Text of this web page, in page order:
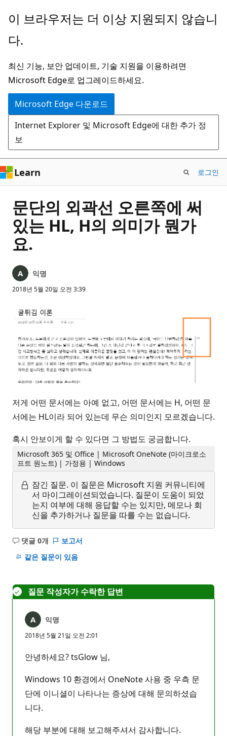
주
콘
츠
로
건
너
뛰
기
이 브라우저는 더 이상 지원되지 않습니
다.
최신 기능, 보안 업데이트, 기술 지원을 이용하려면
Microsoft Edge로 업그레이드하세요.
Microsoft Edge 다운로드
Internet Explorer 및 Microsoft Edge에 대한 추가 정
보
Learn 로그인
문단의 외곽선 오른쪽에 써
있는 HL, H의 의미가 뭔가
요.
익명
2018년 5월 20일 오전 3:39
저게 어떤 문서에는 아예 없고, 어떤 문서에는 H, 어떤 문
서에는 HL이라 되어 있는데 무슨 의미인지 모르겠습니다.
혹시 안보이게 할 수 있다면 그 방법도 궁금합니다.
Microsoft 365 및 Office | Microsoft OneNote (마이크로소
프트 원노트) | 가정용 | Windows
잠긴 질문. 이 질문은 Microsoft 지원 커뮤니티에
서 마이그레이션되었습니다. 질문이 도움이 되었
는지 여부에 대해 응답할 수는 있지만, 메모나 회
신을 추가하거나 질문을 따를 수는 없습니다.
댓글 0개
설
명
보고서
같은 질문이 있음
질문 작성자가 수락한 답변
익명
2018년 5월 21일 오전 2:01
안녕하세요? tsGlow 님,
Windows 10 환경에서 OneNote 사용 중 우측 문
단에 이니셜이 나타나는 증상에 대해 문의하셨습
니다.
해당 부분에 대해 보고해주셔서 감사합니다.